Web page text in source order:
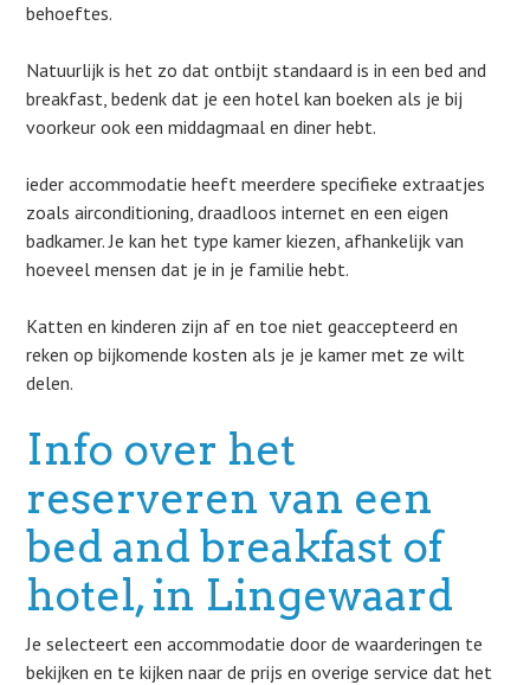
behoeftes.
Natuurlijk is het zo dat ontbijt standaard is in een bed and
breakfast, bedenk dat je een hotel kan boeken als je bij
voorkeur ook een middagmaal en diner hebt.
ieder accommodatie heeft meerdere specifieke extraatjes
zoals airconditioning, draadloos internet en een eigen
badkamer. Je kan het type kamer kiezen, afhankelijk van
hoeveel mensen dat je in je familie hebt.
Katten en kinderen zijn af en toe niet geaccepteerd en
reken op bijkomende kosten als je je kamer met ze wilt
delen.
Info over het
reserveren van een
bed and breakfast of
hotel, in Lingewaard
Je selecteert een accommodatie door de waarderingen te
bekijken en te kijken naar de prijs en overige service dat het